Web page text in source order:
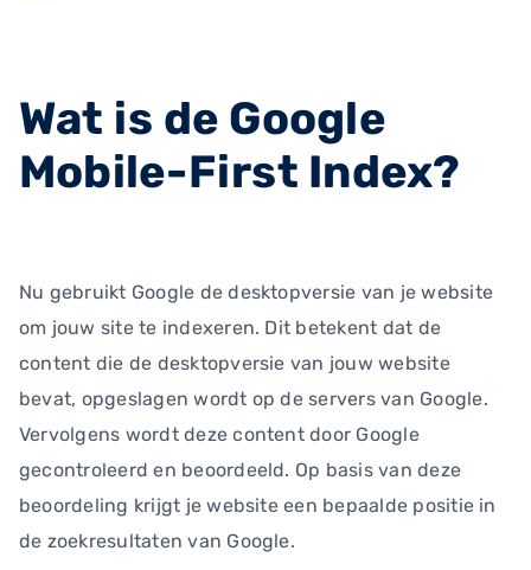
Wat is de Google
Mobile-First Index?
Nu gebruikt Google de desktopversie van je website
om jouw site te indexeren. Dit betekent dat de
content die de desktopversie van jouw website
bevat, opgeslagen wordt op de servers van Google.
Vervolgens wordt deze content door Google
gecontroleerd en beoordeeld. Op basis van deze
beoordeling krijgt je website een bepaalde positie in
de zoekresultaten van Google.